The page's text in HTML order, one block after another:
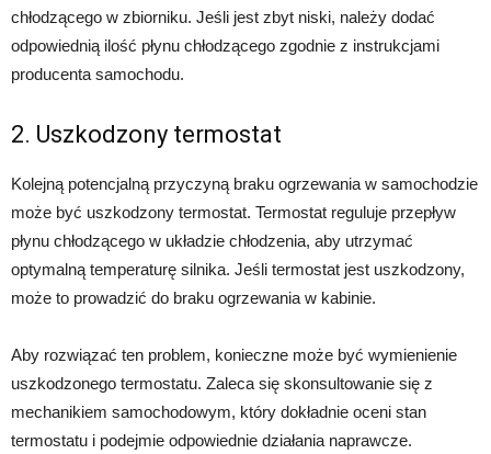
chłodzącego w zbiorniku. Jeśli jest zbyt niski, należy dodać
odpowiednią ilość płynu chłodzącego zgodnie z instrukcjami
producenta samochodu.
2. Uszkodzony termostat
Kolejną potencjalną przyczyną braku ogrzewania w samochodzie
może być uszkodzony termostat. Termostat reguluje przepływ
płynu chłodzącego w układzie chłodzenia, aby utrzymać
optymalną temperaturę silnika. Jeśli termostat jest uszkodzony,
może to prowadzić do braku ogrzewania w kabinie.
Aby rozwiązać ten problem, konieczne może być wymienienie
uszkodzonego termostatu. Zaleca się skonsultowanie się z
mechanikiem samochodowym, który dokładnie oceni stan
termostatu i podejmie odpowiednie działania naprawcze.